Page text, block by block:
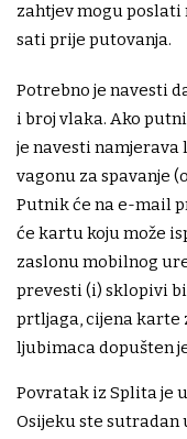
zahtjev mogu poslati
sati prije putovanja.
Potrebno je navesti
i broj vlaka. Ako
je navesti namjerava
vagonu za spavanje
Putnik će na e-mail
će kartu koju može
zaslonu mobilnog
prevesti (i) sklopivi
prtljaga, cijena karte
ljubimaca dopušten
Povratak iz Splita je u
Osijeku ste sutradan